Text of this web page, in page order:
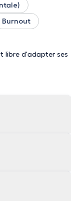
Burnout
libre d'adapter ses